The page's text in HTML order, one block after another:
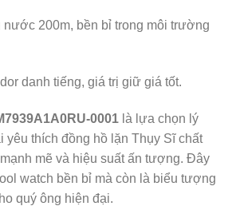
nước 200m, bền bỉ trong môi trường
danh tiếng, giá trị giữ giá tốt.
0001 là lựa chọn lý
thích đồng hồ lặn Thụy Sĩ chất
mẽ và hiệu suất ấn tượng. Đây
watch bền bỉ mà còn là biểu tượng
quý ông hiện đại.